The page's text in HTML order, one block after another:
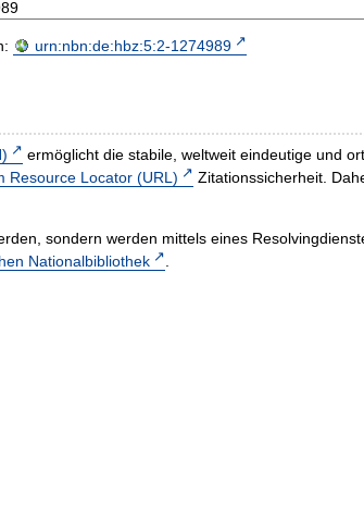
urn:nbn:de:hbz:5:2-1274989
ermöglicht die stabile, weltweit eindeutige und
Resource Locator (URL)
Zitationssicherheit.
sondern werden mittels eines
Nationalbibliothek .